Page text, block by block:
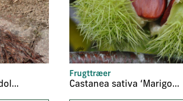
Cydonia oblonga ‘Cydolus’
Frugttræer
Castanea sativa ‘Marigoule’